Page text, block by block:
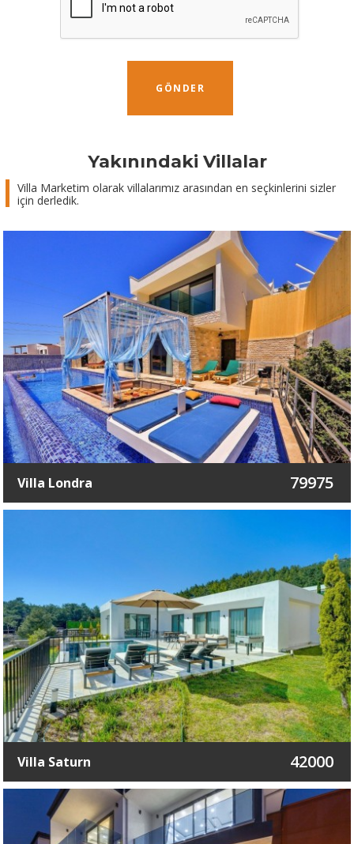
GÖNDER
Yakınındaki Villalar
Villa Marketim olarak villalarımız arasından en seçkinlerini sizler
için derledik.
Villa Londra 79975
Villa Saturn 42000